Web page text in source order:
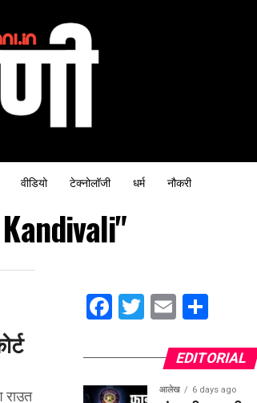
वीडियो टेक्नोलॉजी धर्म नौकरी
राउत
Facebook
Twitter
Email
EDITORIAL
आलेख 6 days ago